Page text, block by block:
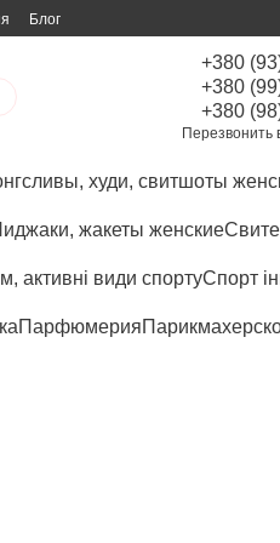
Блог
+380
+380
+380
Перезвонить
худи, свитшоты
жакеты женские
активні види спортуСпорт
Парфюмерия